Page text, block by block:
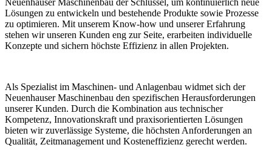
Lösungen zu entwickeln und bestehende Produkte sowie Prozesse
zu optimieren. Mit unserem Know-how und unserer Erfahrung
stehen wir unseren Kunden eng zur Seite, erarbeiten individuelle
Konzepte und sichern höchste Effizienz in allen Projekten.
Als Spezialist im Maschinen- und Anlagenbau widmet sich der
Neuenhauser Maschinenbau den spezifischen Herausforderungen
unserer Kunden. Durch die Kombination aus technischer
Kompetenz, Innovationskraft und praxisorientierten Lösungen
bieten wir zuverlässige Systeme, die höchsten Anforderungen an
Qualität, Zeitmanagement und Kosteneffizienz gerecht werden.